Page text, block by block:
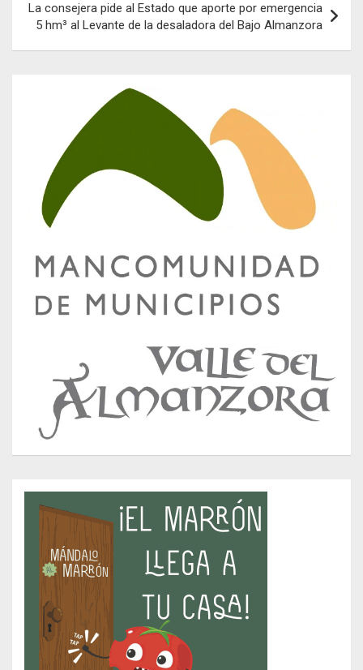
La consejera pide al Estado que aporte por emergencia
5 hm³ al Levante de la desaladora del Bajo Almanzora